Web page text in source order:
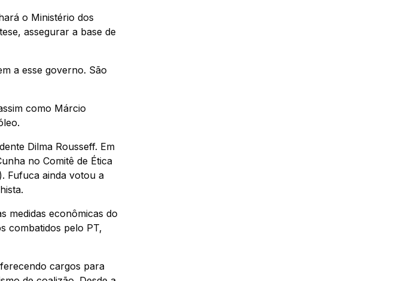
o Ministério dos
assegurar a base de
a esse governo. São
como Márcio
Dilma Rousseff. Em
no Comitê de Ética
Fufuca ainda votou a
medidas econômicas do
combatidos pelo PT,
cargos para